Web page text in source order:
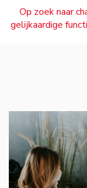
Op zoek naar
gelijkaardige